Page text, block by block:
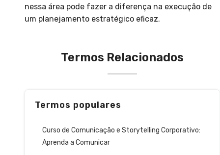
nessa área pode fazer a diferença na execução de
um planejamento estratégico eficaz.
Termos Relacionados
Termos populares
Curso de Comunicação e Storytelling Corporativo:
Aprenda a Comunicar